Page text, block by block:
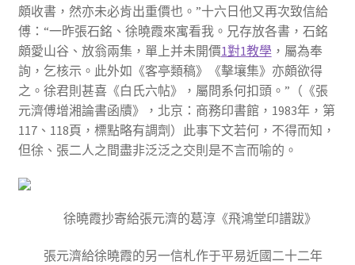
頗收書，然亦未必肯出重價也。”十六日他又再次致信給
傅：“一昨張石銘、徐曉霞來寓看我。兄存放各書，石銘
頗愛山谷、放翁兩集，單上并未開價1對1教學，屬為奉
詢，乞核示。此外如《客亭類稿》《擊壤集》亦頗欲得
之。徐君則甚喜《白氏六帖》，屬問系何扣頭。”（《張
元濟傅增湘論書函牘》，北京：商務印書館，1983年，第
117、118頁，標點略有調劑）此事下文若何，不得而知，
但徐、張二人之間盡非泛泛之交則是不言而喻的。
徐曉霞抄寄給張元濟的葛淳《飛鴻堂印譜跋》
張元濟給徐曉霞的另一信札作于平易近國二十二年